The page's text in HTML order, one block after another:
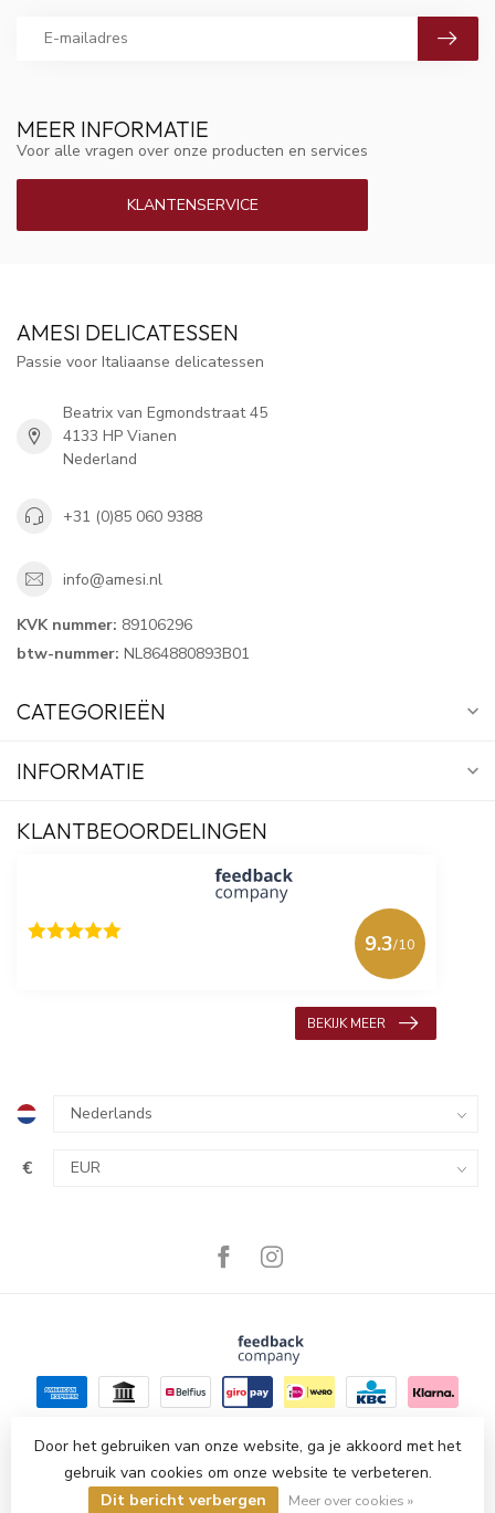
MEER INFORMATIE
Voor alle vragen over onze producten en services
KLANTENSERVICE
AMESI DELICATESSEN
Passie voor Italiaanse delicatessen
Beatrix van Egmondstraat 45
4133 HP Vianen
Nederland
+31 (0)85 060 9388
info@amesi.nl
KVK nummer: 89106296
btw-nummer: NL864880893B01
CATEGORIEËN
INFORMATIE
KLANTBEOORDELINGEN
9.3/10
BEKIJK MEER
€
© Copyright 2026 Amesi Delicatessen- Powered byLightspeed
Lightspeed designby Dyvelopment
Door het gebruiken van onze website, ga je akkoord met het
gebruik van cookies om onze website te verbeteren.
Dit bericht verbergen
Meer over cookies »